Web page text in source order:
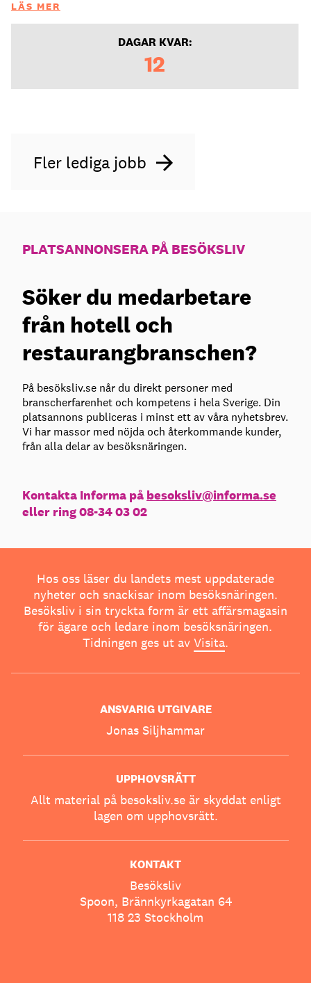
LÄS MER
DAGAR KVAR:
12
Fler lediga jobb
PLATSANNONSERA PÅ BESÖKSLIV
Söker du medarbetare
från hotell och
restaurangbranschen?
På besöksliv.se når du direkt personer med
branscherfarenhet och kompetens i hela Sverige. Din
platsannons publiceras i minst ett av våra nyhetsbrev.
Vi har massor med nöjda och återkommande kunder,
från alla delar av besöksnäringen.
Kontakta Informa på besoksliv@informa.se
eller ring 08-34 03 02
Hos oss läser du landets mest uppdaterade
nyheter och snackisar inom besöksnäringen.
Besöksliv i sin tryckta form är ett affärsmagasin
för ägare och ledare inom besöksnäringen.
Tidningen ges ut av Visita.
ANSVARIG UTGIVARE
Jonas Siljhammar
UPPHOVSRÄTT
Allt material på besoksliv.se är skyddat enligt
lagen om upphovsrätt.
KONTAKT
Besöksliv
Spoon, Brännkyrkagatan 64
118 23 Stockholm